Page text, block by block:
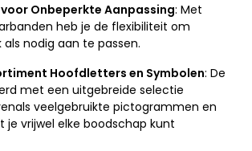
Onbeperkte Aanpassing: Met
heb je de flexibiliteit om
nodig aan te passen.
Hoofdletters en Symbolen: De
met een uitgebreide selectie
veelgebruikte pictogrammen en
je vrijwel elke boodschap kunt